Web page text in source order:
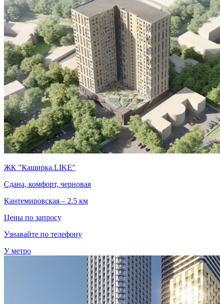
ЖК "Каширка.LIKE"
Сдана, комфорт, черновая
Кантемировская – 2.5 км
Цены по запросу
Узнавайте по телефону
У метро